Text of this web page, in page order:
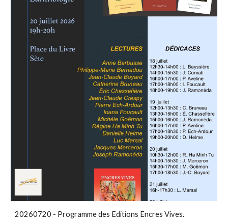
20260720 - Programme des Editions Encres Vives.